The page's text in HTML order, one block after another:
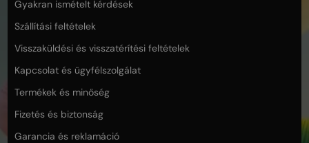
Gyakran ismételt kérdések
Szállítási feltételek
Visszaküldési és visszatérítési feltételek
Kapcsolat és ügyfélszolgálat
Termékek és minőség
Fizetés és biztonság
Garancia és reklamáció